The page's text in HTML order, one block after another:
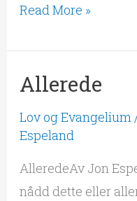
Read More »
Allerede
Lov og Evangelium
Espeland
AlleredeAv Jon
nådd dette eller
Allerede